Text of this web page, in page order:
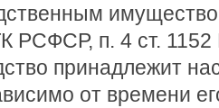
РСФСР, п. 4 ст. 1152
принадлежит
от времени